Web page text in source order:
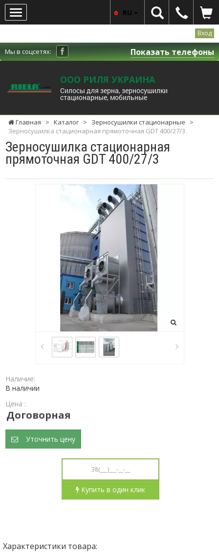
Вход
Мы в соцсетях: Показать телефоны
ООО РИЛЯ УКРАИНА
Силосы для зерна, зерносушилки
стационарные, мобильные
RU
Главная > Каталог > Зерносушилки стационарные
>
Зерносушилка стационарная прямоточная GDT 400/27/3
Зерносушилка стационарная
прямоточная GDT 400/27/3
Наличие:
В наличии
Цена :
Договорная
Уточнить цену
Купить в один клик
Характеристики товара: